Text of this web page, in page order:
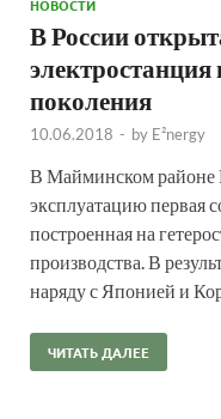
НОВОСТИ
В России
электростанция
поколения
10.06.2018 - by E²nergy
В Майминском районе
эксплуатацию первая
построенная на
производства. В
наряду с Японией и
ЧИТАТЬ ДАЛЕЕ